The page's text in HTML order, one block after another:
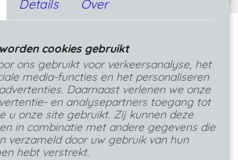
>Oorbellen met edelsteen
- Amethist - zand
Details Over
cookies gebruikt
ons gebruikt voor verkeersanalyse, het
media-functies en het personaliseren
Daarnaast verlenen we onze
en analysepartners toegang tot
u onze site gebruikt. Zij kunnen deze
in combinatie met andere gegevens die
verzameld door uw gebruik van hun
hebt verstrekt.